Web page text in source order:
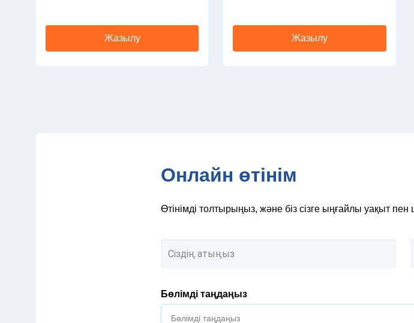
Жазылу Жазылу
Онлайн өтінім
Өтінімді толтырыңыз, және біз сізге ыңғайлы уақыт
Бөлімді таңдаңыз
Бөлімді таңдаңыз